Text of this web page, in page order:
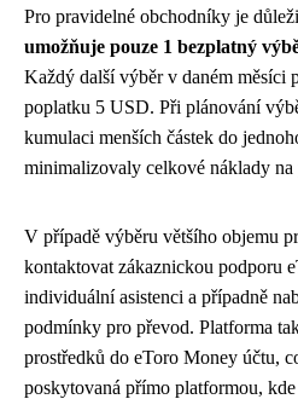
Pro pravidelné obchodníky je
umožňuje pouze 1 bezplatný
Každý další výběr v daném měsíci
poplatku 5 USD. Při plánování
kumulaci menších částek do
minimalizovaly celkové náklady na
V případě výběru většího objemu
kontaktovat zákaznickou podporu
individuální asistenci a případně
podmínky pro převod. Platforma
prostředků do eToro Money účtu,
poskytovaná přímo platformou,